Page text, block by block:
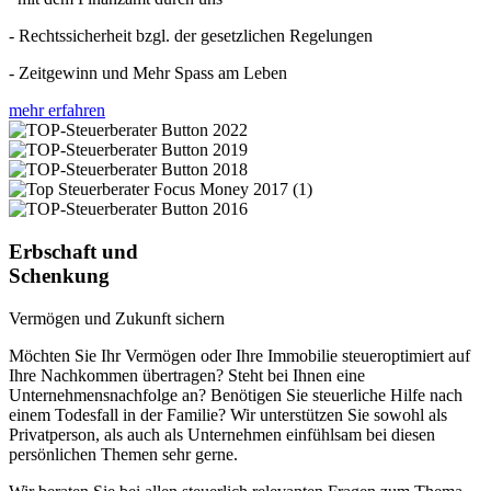
- Rechtssicherheit bzgl. der gesetzlichen Regelungen
- Zeitgewinn und Mehr Spass am Leben
mehr erfahren
Erbschaft und
Schenkung
Vermögen und Zukunft sichern
Möchten Sie Ihr Vermögen oder Ihre Immobilie steueroptimiert auf
Ihre Nachkommen übertragen? Steht bei Ihnen eine
Unternehmensnachfolge an? Benötigen Sie steuerliche Hilfe nach
einem Todesfall in der Familie? Wir unterstützen Sie sowohl als
Privatperson, als auch als Unternehmen einfühlsam bei diesen
persönlichen Themen sehr gerne.